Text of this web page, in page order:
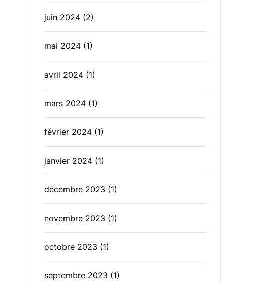
juin 2024 (2)
mai 2024 (1)
avril 2024 (1)
mars 2024 (1)
février 2024 (1)
janvier 2024 (1)
décembre 2023 (1)
novembre 2023 (1)
octobre 2023 (1)
septembre 2023 (1)